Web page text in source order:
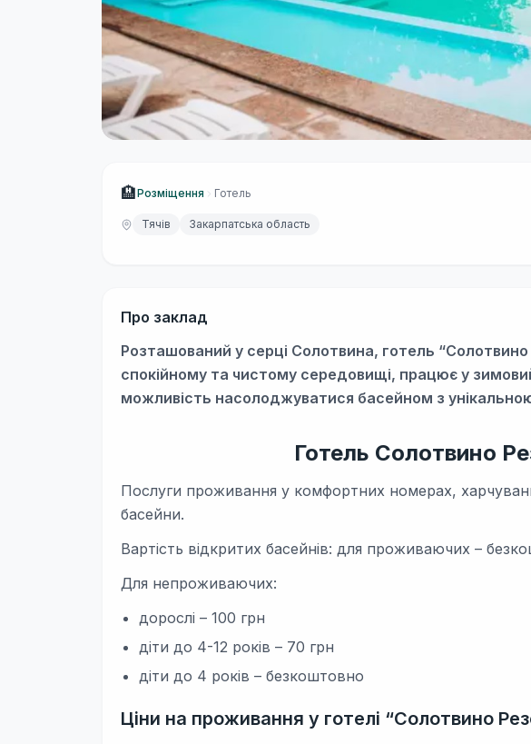
🏨Розміщення Готель
Тячів Закарпатська область
Про заклад
Розташований у серці Солотвина, готель
спокійному та чистому середовищі, працює у
можливість насолоджуватися басейном з
Готель Солотвино
Послуги проживання у комфортних номерах,
басейни.
Вартість відкритих басейнів: для проживаючих –
Для непроживаючих:
дорослі – 100 грн
діти до 4-12 років – 70 грн
діти до 4 років – безкоштовно
Ціни на проживання у готелі “Солотвино